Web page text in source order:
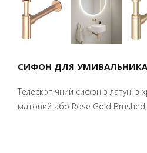
СИФОН ДЛЯ
Телескопічний сифон з латуні
матовий або Rose Gold